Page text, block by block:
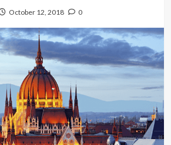
October 12, 2018 0